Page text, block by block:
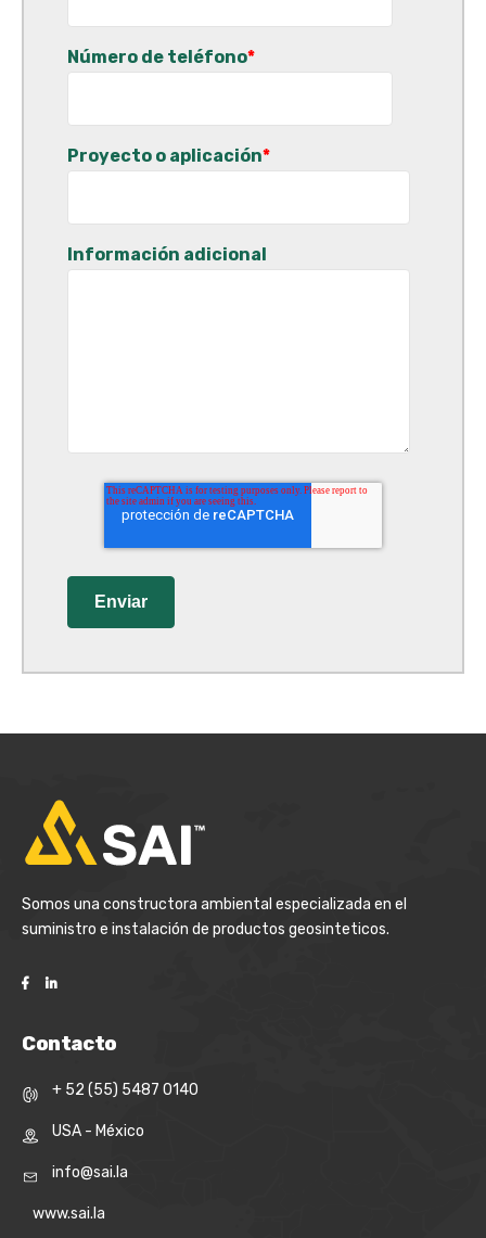
Número de teléfono*
Proyecto o aplicación*
Información adicional
Somos una constructora ambiental especializada en el
suministro e instalación de productos geosinteticos.
Contacto
+ 52 (55) 5487 0140
USA - México
info@sai.la
www.sai.la